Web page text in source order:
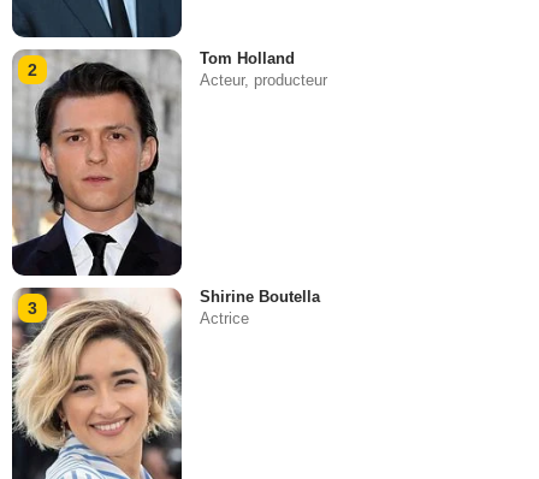
2
Tom Holland
Acteur, producteur
3
Shirine Boutella
Actrice